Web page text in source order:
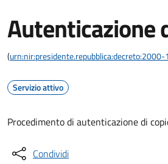
Autenticazione
(
Servizio attivo
Procedimento di autenticazione di
Condividi